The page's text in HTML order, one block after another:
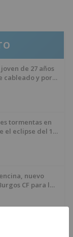
de 27 años
cableado y por
tormentas en
el eclipse del 12
nuevo
CF para la